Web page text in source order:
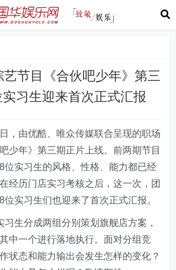
节目《合伙吧少年》第三
习生迎来首次正式汇报
，由优酷、唯众传媒联合呈现的职场
少年》第三期正片上线。前两期节目
位实习生的风格、性格、能力都已经
经历门店实习考核之后，这一次，团
实习生们也迎来了首次正式汇报。
生分成两组分别策划旗舰店方案，
中一个进行落地执行。面对分组竞
状态和能力输出会发生怎样的变化？